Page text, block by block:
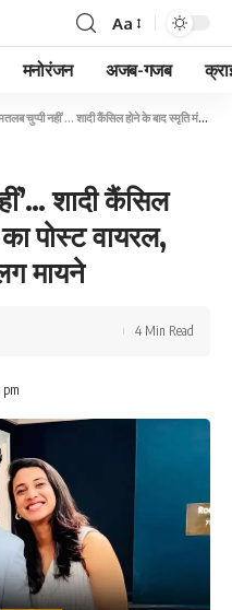
Font
Resizer
Aa
मनोरंजन अजब-गजब
नहीं’… शादी कैंसिल होने के बाद स्मृति मंधाना का पोस्ट वायरल, फैंस करने लगे अलग-अलग मायने
शादी कैंसिल
पोस्ट वायरल,
मायने
pm
4 Min Read